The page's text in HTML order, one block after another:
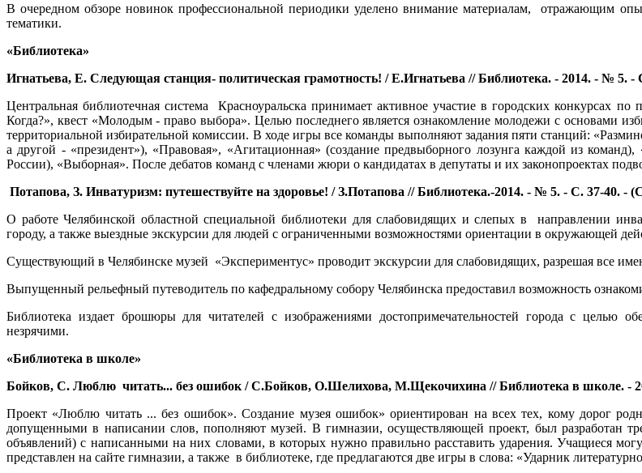
В очередном обзоре новинок профессиональной периодики уделено внимание материалам, отражающим
тематики.
«Библиотека»
Игнатьева, Е. Следующая станция- политическая грамотность! / Е.Игнатьева // Библиотека. - 2014. - № 5. -
Центральная библиотечная система Красноуральска принимает активное участие в городских конкурсах
Когда?», квест «Молодым - право выбора». Целью последнего является ознакомление молодежи с основами
территориальной избирательной комиссии. В ходе игры все команды выполняют задания пяти станций:
а другой - «президент»), «Правовая», «Агитационная» (создание предвыборного лозунга каждой из команд),
России), «Выборная». После дебатов команд с членами жюри о кандидатах в депутаты и их законопроектах
Потапова, З. Инватуризм: путешествуйте на здоровье! / З.Потапова // Библиотека.-2014. - № 5. - С. 37-40. -
О работе Челябинской областной специальной библиотеки для слабовидящих и слепых в направлении
городу, а также выездные экскурсии для людей с ограниченными возможностями ориентации в окружающей
Существующий в Челябинске музей «Экспериментус» проводит экскурсии для слабовидящих, разрешая все
Выпущенный рельефный путеводитель по кафедральному собору Челябинска предоставил возможность
Библиотека издает брошюры для читателей с изображениями достопримечательностей города с целью
незрячими.
«Библиотека в школе»
Бойков, С. Люблю читать... без ошибок / С.Бойков, О.Шелихова, М.Щекочихина // Библиотека в школе. -
Проект «Люблю читать ... без ошибок». Создание музея ошибок» ориентирован на всех тех, кому дорог
допущенными в написании слов, пополняют музей. В гимназии, осуществляющей проект, был разработан
объявлений) с написанными на них словами, в которых нужно правильно расставить ударения. Учащиеся
представлен на сайте гимназии, а также в библиотеке, где предлагаются две игры в слова: «Ударник